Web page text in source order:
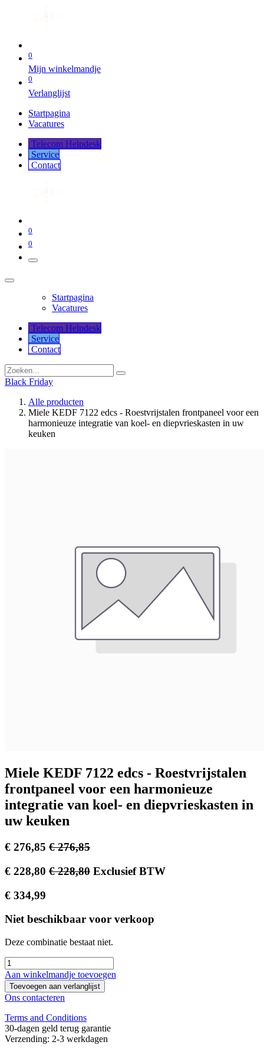
0
Mijn winkelmandje
0
Verlanglijst
Startpagina
Vacatures
Telecom Helpdesk
Service
Co​​​​​​ntact
0
0
Startpagina
Vacatures
Telecom Helpdesk
Service
Co​​​​​​ntact
Black Friday
Alle producten
Miele KEDF 7122 edcs - Roestvrijstalen frontpaneel voor een
harmonieuze integratie van koel- en diepvrieskasten in uw
keuken
Miele KEDF 7122 edcs - Roestvrijstalen
frontpaneel voor een harmonieuze
integratie van koel- en diepvrieskasten in
uw keuken
€ 276,85 €276,85
€ 228,80 €228,80 Exclusief BTW
€ 334,99
Niet beschikbaar voor verkoop
Deze combinatie bestaat niet.
Aan winkelmandje toevoegen
Toevoegen aan verlanglijst
Ons contacteren
Terms and Conditions
30-dagen geld terug garantie
Verzending: 2-3 werkdagen